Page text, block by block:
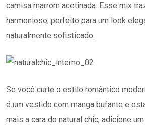
camisa marrom acetinada. Esse mix
harmonioso, perfeito para um look
naturalmente sofisticado.
Se você curte o estilo romântico
é um vestido com manga bufante e
mais a cara do natural chic, adicione